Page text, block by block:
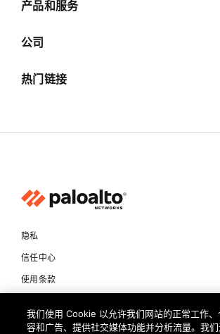
产品和服务
公司
热门链接
隐私
信任中心
使用条款
我们使用 Cookie 以允许我们网站的正常工作、
容和广告、提供社交媒体功能并分析流量。我